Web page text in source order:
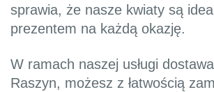
sprawia, że nasze kwiaty są
prezentem na każdą okazję.
W ramach naszej usługi
Raszyn, możesz z łatwością